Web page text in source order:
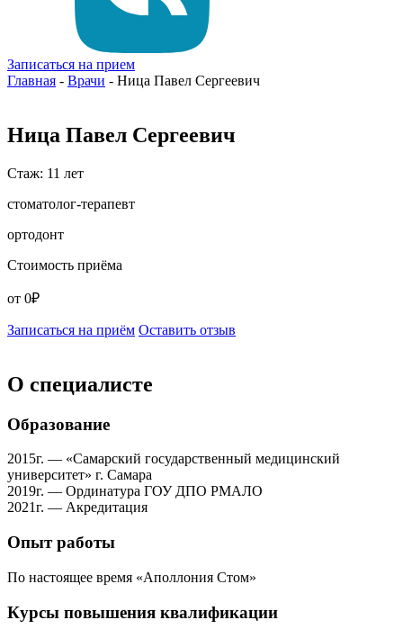
Записаться на прием
Главная - Врачи - Ница Павел Сергеевич
Ница Павел Сергеевич
Стаж: 11 лет
стоматолог-терапевт
ортодонт
Стоимость приёма
от 0₽
Записаться на приём Оставить отзыв
О специалисте
Образование
2015г. — «Самарский государственный медицинский
университет» г. Самара
2019г. — Ординатура ГОУ ДПО РМАЛО
2021г. — Акредитация
Опыт работы
По настоящее время «Аполлония Стом»
Курсы повышения квалификации